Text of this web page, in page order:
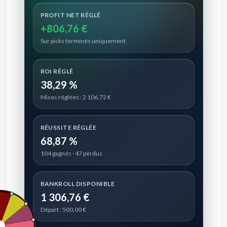
PROFIT NET RÉGLÉ
+806,76 €
Sur picks terminés uniquement
ROI RÉGLÉ
38,29 %
Mises réglées : 2 106,72 €
RÉUSSITE RÉGLÉE
68,87 %
104 gagnés · 47 perdus
BANKROLL DISPONIBLE
1 306,76 €
Départ : 500,00 €